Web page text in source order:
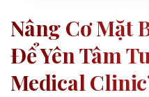
Nâng Cơ Mặt
Để Yên Tâm
Medical